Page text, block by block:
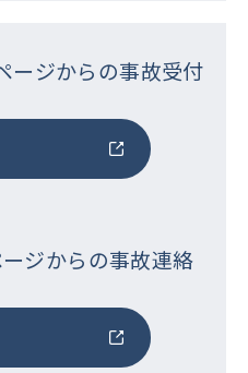
ージからの事故受付
ジからの事故連絡